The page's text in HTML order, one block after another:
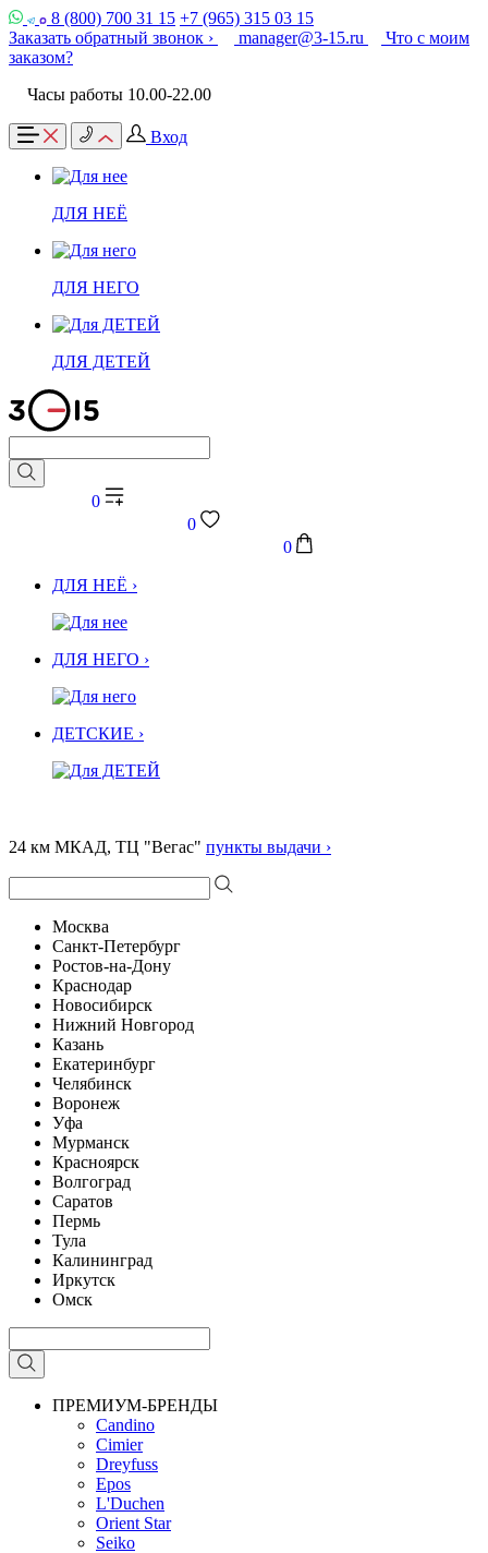
8 (800) 700 31 15 +7 (965) 315 03 15
Заказать обратный звонок ›
manager@3-15.ru
Что с моим
заказом?
Часы работы 10.00-22.00
Вход
ДЛЯ НЕЁ
ДЛЯ НЕГО
ДЛЯ ДЕТЕЙ
0
0
0
ДЛЯ НЕЁ ›
ДЛЯ НЕГО ›
ДЕТСКИЕ ›
24 км МКАД, ТЦ "Вегас" пункты выдачи ›
Москва
Санкт-Петербург
Ростов-на-Дону
Краснодар
Новосибирск
Нижний Новгород
Казань
Екатеринбург
Челябинск
Воронеж
Уфа
Мурманск
Красноярск
Волгоград
Саратов
Пермь
Тула
Калининград
Иркутск
Омск
ПРЕМИУМ-БРЕНДЫ
Candino
Cimier
Dreyfuss
Epos
L'Duchen
Orient Star
Seiko